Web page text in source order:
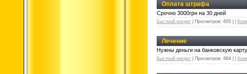
Оплата штрафа
Срочно 3000грн на 30 дней
Быстрый кредит Просмотров: 605
Лечение
Нужны деньги на банковскую
Быстрый кредит Просмотров: 664